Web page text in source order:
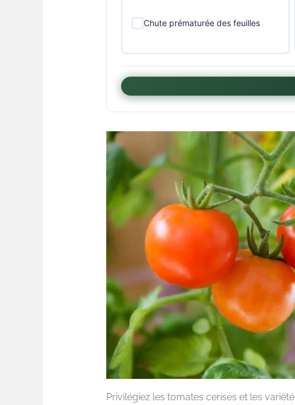
Chute prématurée des feuilles
Privilégiez les tomates cerises et les